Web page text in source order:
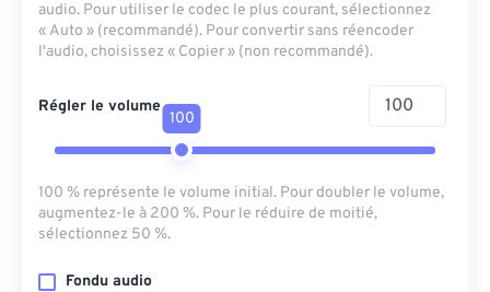
audio. Pour utiliser le codec le plus courant, sélectionnez
« Auto » (recommandé). Pour convertir sans réencoder
l'audio, choisissez « Copier » (non recommandé).
Régler le volume
100
100 % représente le volume initial. Pour doubler le volume,
augmentez-le à 200 %. Pour le réduire de moitié,
sélectionnez 50 %.
Fondu audio